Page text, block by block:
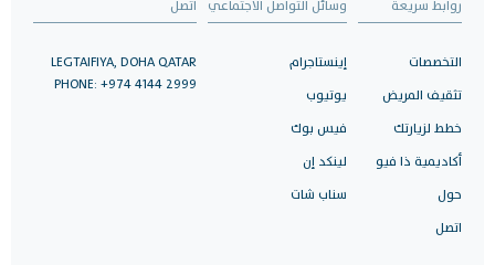
روابط سريعة
التخصصات
تثقيف المريض
خطط لزيارتك
أكاديمية ذا فيو
حول
اتصل
وسائل التواصل الاجتماعي
إينستاجرام
يوتيوب
فيس بوك
لينكد إن
سناب شات
اتصل
LEGTAIFIYA, DOHA QATAR
PHONE: +974 4144 2999